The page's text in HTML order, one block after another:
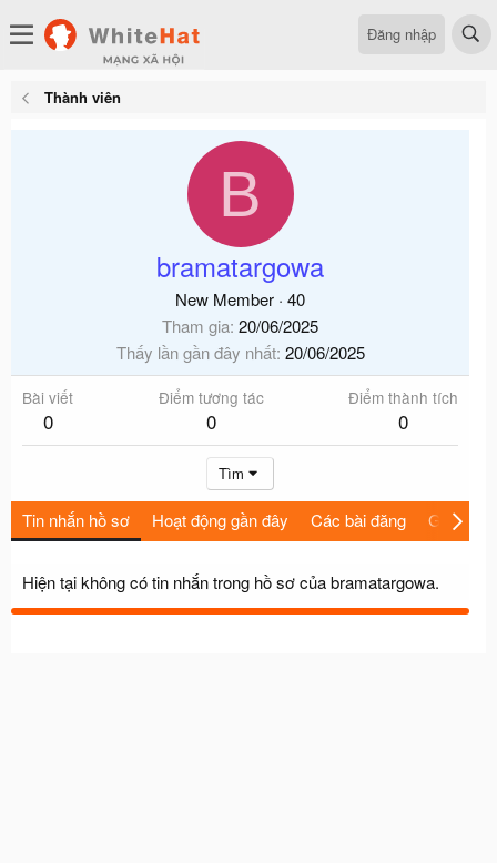
Đăng nhập
Thành viên
B
bramatargowa
New Member · 40
Tham gia 20/06/2025
Thấy lần gần đây nhất 20/06/2025
Bài viết
0
Điểm tương tác
0
Điểm thành tích
0
Tìm
Tin nhắn hồ sơ Hoạt động gần đây Các bài đăng Giới thiệu
Hiện tại không có tin nhắn trong hồ sơ của bramatargowa.